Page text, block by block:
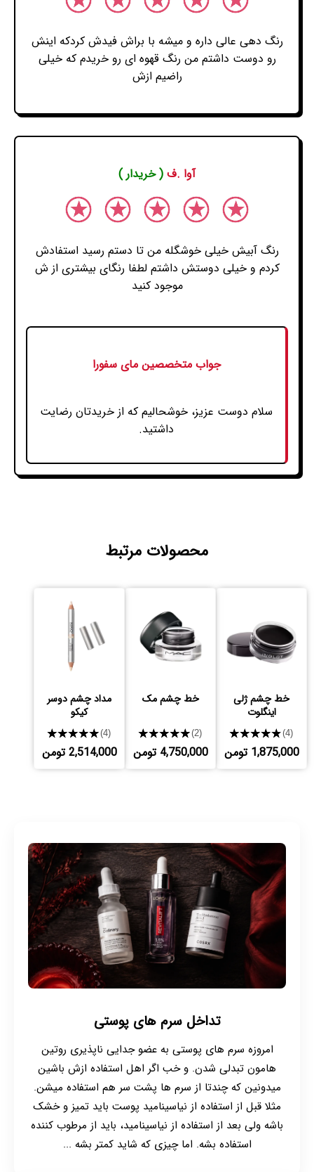
رنگ دهی عالی داره و میشه با براش فیدش کردکه اینش
رو دوست داشتم من رنگ قهوه ای رو خریدم که خیلی
راضیم ازش
آوا .ف ( خریدار )
رنگ آبیش خیلی خوشگله من تا دستم رسید استفادش
کردم و خیلی دوستش داشتم لطفا رنگای بیشتری از ش
موجود کنید
جواب متخصصین مای سفورا
سلام دوست عزیز، خوشحالیم که از خریدتان رضایت
داشتید.
محصولات مرتبط
خط چشم ژلی
اینگلوت
★★★★★(4)
1,875,000 تومن
خط چشم مک
★★★★★(2)
4,750,000 تومن
مداد چشم دوسر
کیکو
★★★★★(4)
2,514,000 تومن
تداخل سرم های پوستی
امروزه سرم های پوستی به عضو جدایی ناپذیری روتین
هامون تبدلی شدن. و خب اگر اهل استفاده ازش باشین
میدونین که چندتا از سرم ها پشت سر هم استفاده میشن.
مثلا قبل از استفاده از نیاسینامید پوست باید تمیز و خشک
باشه ولی بعد از استفاده از نیاسینامید، باید از مرطوب کننده
استفاده بشه. اما چیزی که شاید کمتر بشه ...